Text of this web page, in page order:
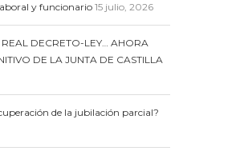
y funcionario 15 julio, 2026
DECRETO-LEY… AHORA
DE LA JUNTA DE CASTILLA
de la jubilación parcial?